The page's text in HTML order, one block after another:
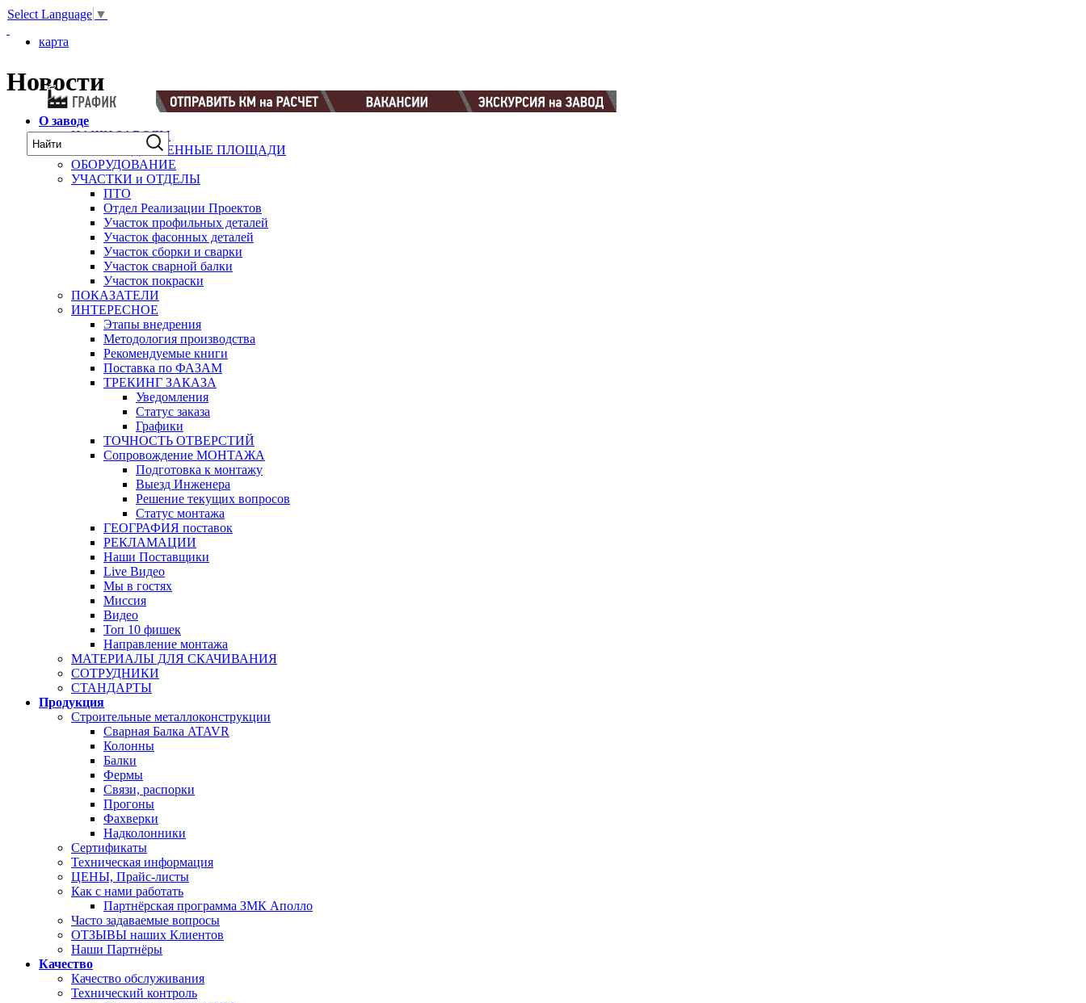
Select Language ▼
карта
Новости
О заводе
НАШИ ЗАВОДЫ
ПРОИЗВОДСТВЕННЫЕ ПЛОЩАДИ
ОБОРУДОВАНИЕ
УЧАСТКИ и ОТДЕЛЫ
ПТО
Отдел Реализации Проектов
Участок профильных деталей
Участок фасонных деталей
Участок сборки и сварки
Участок сварной балки
Участок покраски
ПОКАЗАТЕЛИ
ИНТЕРЕСНОЕ
Этапы внедрения
Методология производства
Рекомендуемые книги
Поставка по ФАЗАМ
ТРЕКИНГ ЗАКАЗА
Уведомления
Статус заказа
Графики
ТОЧНОСТЬ ОТВЕРСТИЙ
Сопровождение МОНТАЖА
Подготовка к монтажу
Выезд Инженера
Решение текущих вопросов
Статус монтажа
ГЕОГРАФИЯ поставок
РЕКЛАМАЦИИ
Наши Поставщики
Live Видео
Мы в гостях
Миссия
Видео
Топ 10 фишек
Направление монтажа
МАТЕРИАЛЫ ДЛЯ СКАЧИВАНИЯ
СОТРУДНИКИ
СТАНДАРТЫ
Продукция
Строительные металлоконструкции
Сварная Балка ATAVR
Колонны
Балки
Фермы
Связи, распорки
Прогоны
Фахверки
Надколонники
Сертификаты
Техническая информация
ЦЕНЫ, Прайс-листы
Как с нами работать
Партнёрская программа ЗМК Аполло
Часто задаваемые вопросы
ОТЗЫВЫ наших Клиентов
Наши Партнёры
Качество
Качество обслуживания
Технический контроль